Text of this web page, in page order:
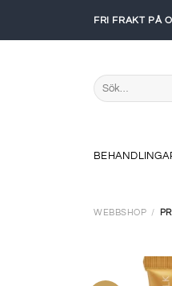
FRI FRAKT PÅ
Sök
efter:
WEBBSHOP /